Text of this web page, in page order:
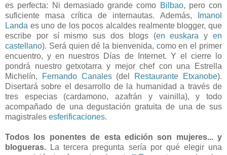
es perfecta: Ni demasiado grande como Bilbao, pero con
suficiente masa crítica de internautas. Además,
Imanol
Landa es uno de los pocos alcaldes realmente blogger, que
escribe por sí mismo sus dos blogs (en euskara yen
castellano). Será quien dé la bienvenida, como en el primer
encuentro, y en nuestros Días de Internet. Y el cierre lo
pondrá nuestrogetxotarra y mejor chef con una Estrella
Michelín,
Fernando Canales(del Restaurante Etxanobe).
Disertará sobre el desarrollo de la humanidad a través de
tres especias (cardamono, azafrán y vainilla), y todo
acompañado de una degustación gratuita de una de sus
magistrales esferificaciones.
Todos los ponentes de esta edición son mujeres... y
blogueras.
La tercera pregunta sería por qué elegir una